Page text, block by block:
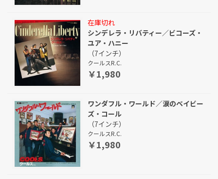
在庫切れ
シンデレラ・リバティー／ビコーズ・
ユア・ハニー
（7インチ）
クールスR.C.
￥1,980
ワンダフル・ワールド／涙のベイビー
ズ・コール
（7インチ）
クールスR.C.
￥1,980